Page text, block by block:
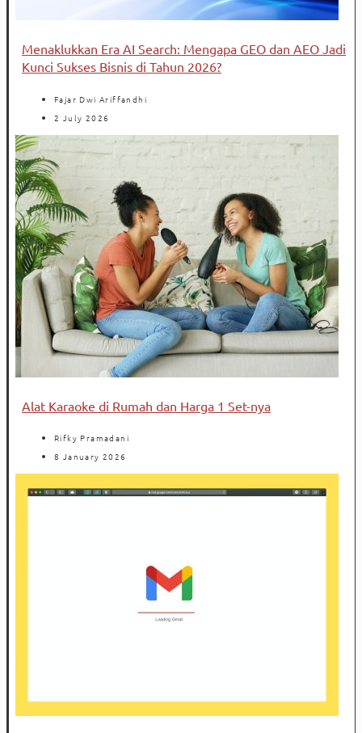
Menaklukkan Era AI Search: Mengapa GEO dan AEO Jadi
Kunci Sukses Bisnis di Tahun 2026?
Fajar Dwi Ariffandhi
2 July 2026
Alat Karaoke di Rumah dan Harga 1 Set-nya
Rifky Pramadani
8 January 2026